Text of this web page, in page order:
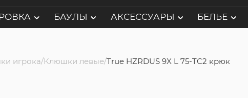
БАУЛЫ АКСЕССУАРЫ БЕЛЬЕ
игрока Клюшки левые True HZRDUS 9X L 75-TC2 крюк